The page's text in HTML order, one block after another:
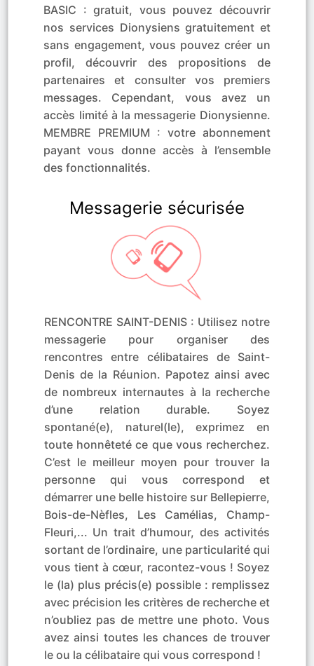
BASIC : gratuit, vous pouvez découvrir
nos services Dionysiens gratuitement et
sans engagement, vous pouvez créer un
profil, découvrir des propositions de
partenaires et consulter vos premiers
messages. Cependant, vous avez un
accès limité à la messagerie Dionysienne.
MEMBRE PREMIUM : votre abonnement
payant vous donne accès à l’ensemble
des fonctionnalités.
Messagerie sécurisée
RENCONTRE SAINT-DENIS : Utilisez notre
messagerie pour organiser des
rencontres entre célibataires de Saint-
Denis de la Réunion. Papotez ainsi avec
de nombreux internautes à la recherche
d’une relation durable. Soyez
spontané(e), naturel(le), exprimez en
toute honnêteté ce que vous recherchez.
C’est le meilleur moyen pour trouver la
personne qui vous correspond et
démarrer une belle histoire sur Bellepierre,
Bois-de-Nèfles, Les Camélias, Champ-
Fleuri,... Un trait d’humour, des activités
sortant de l’ordinaire, une particularité qui
vous tient à cœur, racontez-vous ! Soyez
le (la) plus précis(e) possible : remplissez
avec précision les critères de recherche et
n’oubliez pas de mettre une photo. Vous
avez ainsi toutes les chances de trouver
le ou la célibataire qui vous correspond !